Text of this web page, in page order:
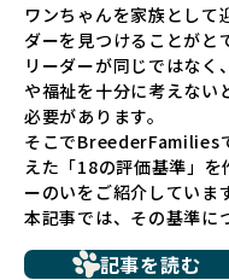
長するための環境が十分
での間に過密な環境や長
少なくありません。こ
の問題につながりやすく
は言えません。
こうした背景から、
さない直接販売を採用す
ペットショップを利用す
ん。
ペットショップを避けた
ワンちゃんを家族として
ダーを見つけることがと
リーダーが同じではな
や福祉を十分に考えない
必要があります。
そこでBreederFamilies
えた「18の評価基準」
ーのいをご紹介しています
本記事では、その基準に
記事を読む